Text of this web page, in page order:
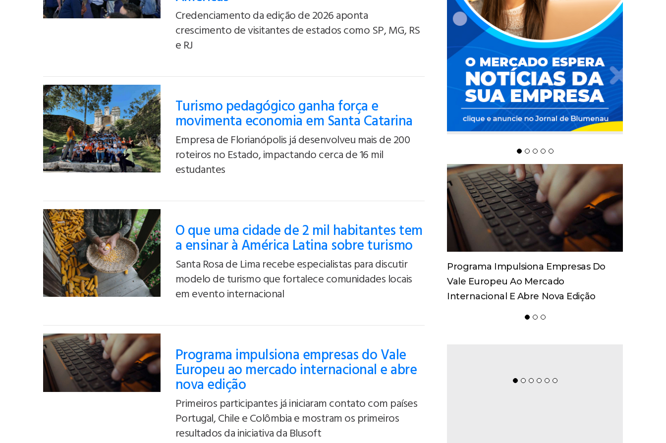
Credenciamento da edição de 2026 aponta
crescimento de visitantes de estados como SP, MG, RS
e RJ
Turismo pedagógico ganha força e
movimenta economia em Santa Catarina
Empresa de Florianópolis já desenvolveu mais de 200
roteiros no Estado, impactando cerca de 16 mil
estudantes
O que uma cidade de 2 mil habitantes tem
a ensinar à América Latina sobre turismo
Santa Rosa de Lima recebe especialistas para discutir
modelo de turismo que fortalece comunidades locais
em evento internacional
Programa impulsiona empresas do Vale
Europeu ao mercado internacional e abre
nova edição
Primeiros participantes já iniciaram contato com países
Portugal, Chile e Colômbia e mostram os primeiros
resultados da iniciativa da Blusoft
Programa Impulsiona Empresas Do
Vale Europeu Ao Mercado
Internacional E Abre Nova Edição
Spaten Tisch Chega À Oktoberfest De
Blumenau Para Celebrar O Ritual Da
Cerveja E Dos Encontros